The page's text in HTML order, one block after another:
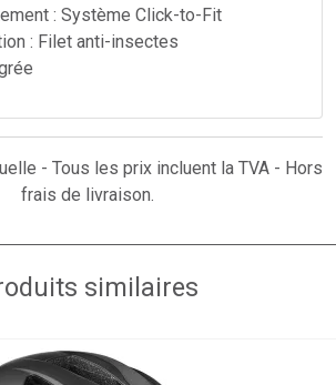
: Système Click-to-Fit
: Filet anti-insectes
- Tous les prix incluent la TVA - Hors
frais de livraison.
similaires